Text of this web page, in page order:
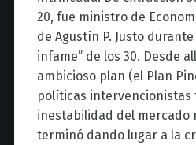
20, fue ministro de
de Agustín P. Justo
infame” de los 30. Desde
ambicioso plan (el Plan
políticas intervencionistas
inestabilidad del mercado
terminó dando lugar a la